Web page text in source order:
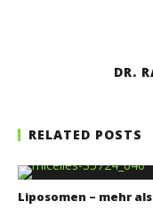
DR.
RELATED POSTS
Liposomen – mehr